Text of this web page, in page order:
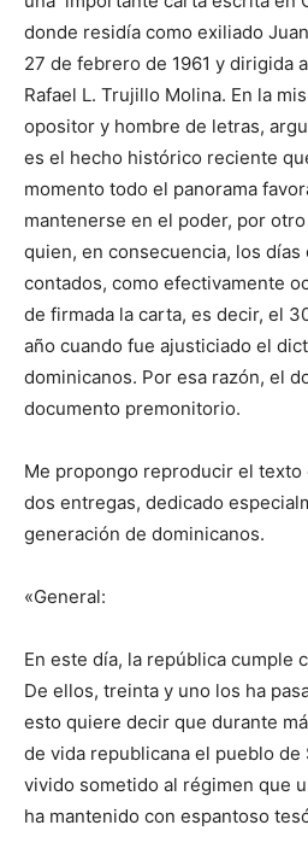
donde residía como exiliado
27 de febrero de 1961 y dirigida
Rafael L. Trujillo Molina. En la
opositor y hombre de letras,
es el hecho histórico reciente
momento todo el panorama
mantenerse en el poder, por
quien, en consecuencia, los días
contados, como efectivamente
de firmada la carta, es decir, el
año cuando fue ajusticiado el
dominicanos. Por esa razón, el
documento premonitorio.
Me propongo reproducir el texto
dos entregas, dedicado
generación de dominicanos.
«General:
En este día, la república cumple
De ellos, treinta y uno los ha
esto quiere decir que durante
de vida republicana el pueblo de
vivido sometido al régimen que
ha mantenido con espantoso